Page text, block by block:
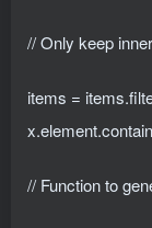
// Only keep
items =
// Function to